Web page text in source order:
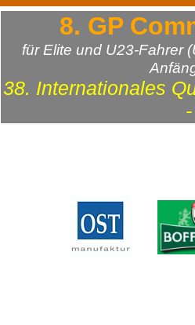
8. GP
für Elite und U23-Fahrer
38. Internationales